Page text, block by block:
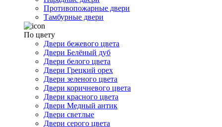
Противопожарные двери
Тамбурные двери
По цвету
Двери бежевого цвета
Двери Белёный дуб
Двери белого цвета
Двери Грецкий орех
Двери зеленого цвета
Двери коричневого цвета
Двери красного цвета
Двери Медный антик
Двери светлые
Двери серого цвета